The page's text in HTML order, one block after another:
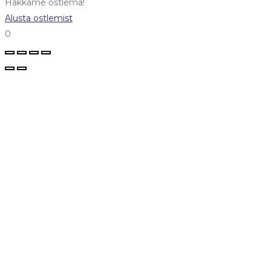
Hakkame ostlema!
Alusta ostlemist
0